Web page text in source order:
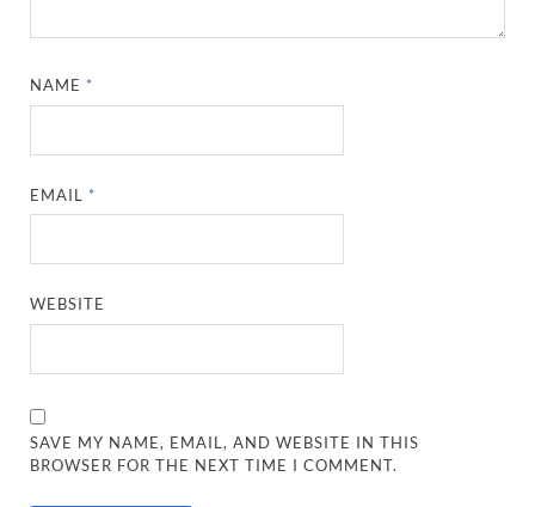
NAME *
EMAIL *
WEBSITE
SAVE MY NAME, EMAIL, AND WEBSITE IN THIS
BROWSER FOR THE NEXT TIME I COMMENT.